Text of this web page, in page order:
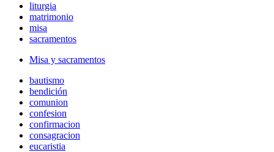
liturgia
matrimonio
misa
sacramentos
Misa y sacramentos
bautismo
bendición
comunion
confesion
confirmacion
consagracion
eucaristia